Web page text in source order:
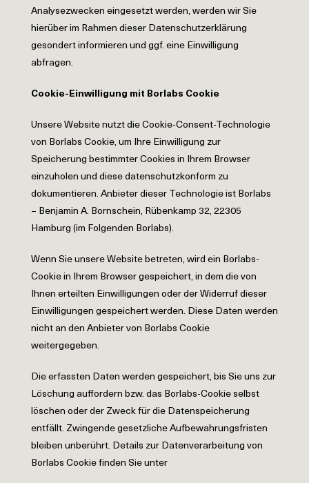
Analysezwecken eingesetzt werden, werden wir Sie
hierüber im Rahmen dieser Datenschutzerklärung
gesondert informieren und ggf. eine Einwilligung
abfragen.
Cookie-Einwilligung mit Borlabs Cookie
Unsere Website nutzt die Cookie-Consent-Technologie
von Borlabs Cookie, um Ihre Einwilligung zur
Speicherung bestimmter Cookies in Ihrem Browser
einzuholen und diese datenschutzkonform zu
dokumentieren. Anbieter dieser Technologie ist Borlabs
– Benjamin A. Bornschein, Rübenkamp 32, 22305
Hamburg (im Folgenden Borlabs).
Wenn Sie unsere Website betreten, wird ein Borlabs-
Cookie in Ihrem Browser gespeichert, in dem die von
Ihnen erteilten Einwilligungen oder der Widerruf dieser
Einwilligungen gespeichert werden. Diese Daten werden
nicht an den Anbieter von Borlabs Cookie
weitergegeben.
Die erfassten Daten werden gespeichert, bis Sie uns zur
Löschung auffordern bzw. das Borlabs-Cookie selbst
löschen oder der Zweck für die Datenspeicherung
entfällt. Zwingende gesetzliche Aufbewahrungsfristen
bleiben unberührt. Details zur Datenverarbeitung von
Borlabs Cookie finden Sie unter